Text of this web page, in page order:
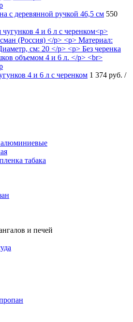
с деревянной ручкой 46,5 см 550
4 и 6 л с черенком 1 374 руб. /
алюминиевые
табака
и печей